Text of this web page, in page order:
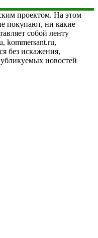
проектом. На этом
покупают, ни какие
собой ленту
kommersant.ru,
без искажения,
новостей